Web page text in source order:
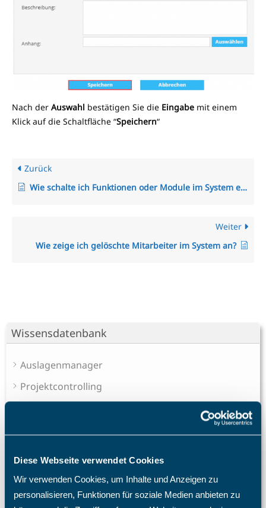
Diese Webseite verwendet Cookies
Wir verwenden Cookies, um Inhalte und Anzeigen zu
personalisieren, Funktionen für soziale Medien anbieten zu
Wissensdatenbank
Auslagenmanager
Projektcontrolling
Das Speichern konnte nicht durchgeführt werden, da
die Personal-Nr. nicht eindeutig ist.
Nach der Auswahl bestätigen Sie die Eingabe mit einem
Klick auf die Schaltfläche “Speichern“
Zurück
Wie schalte ich Funktionen oder Module im System ein und aus?
Weiter
Wie zeige ich gelöschte Mitarbeiter im System an?